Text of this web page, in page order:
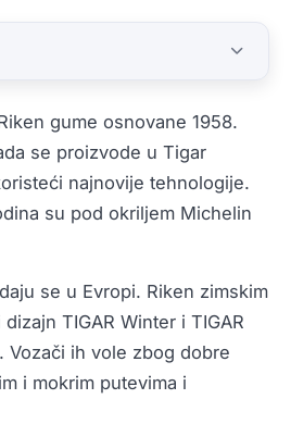
gume osnovane 1958.
se proizvode u Tigar
najnovije tehnologije.
su pod okriljem Michelin
se u Evropi. Riken zimskim
TIGAR Winter i TIGAR
Vozači ih vole zbog dobre
i mokrim putevima i